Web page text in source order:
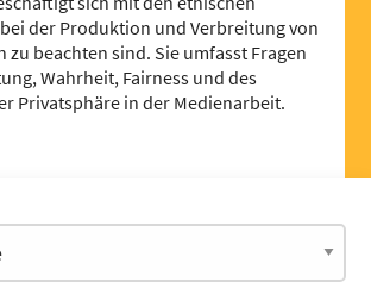
der Produktion und Verbreitung von
zu beachten sind. Sie umfasst Fragen
Wahrheit, Fairness und des
Privatsphäre in der Medienarbeit.